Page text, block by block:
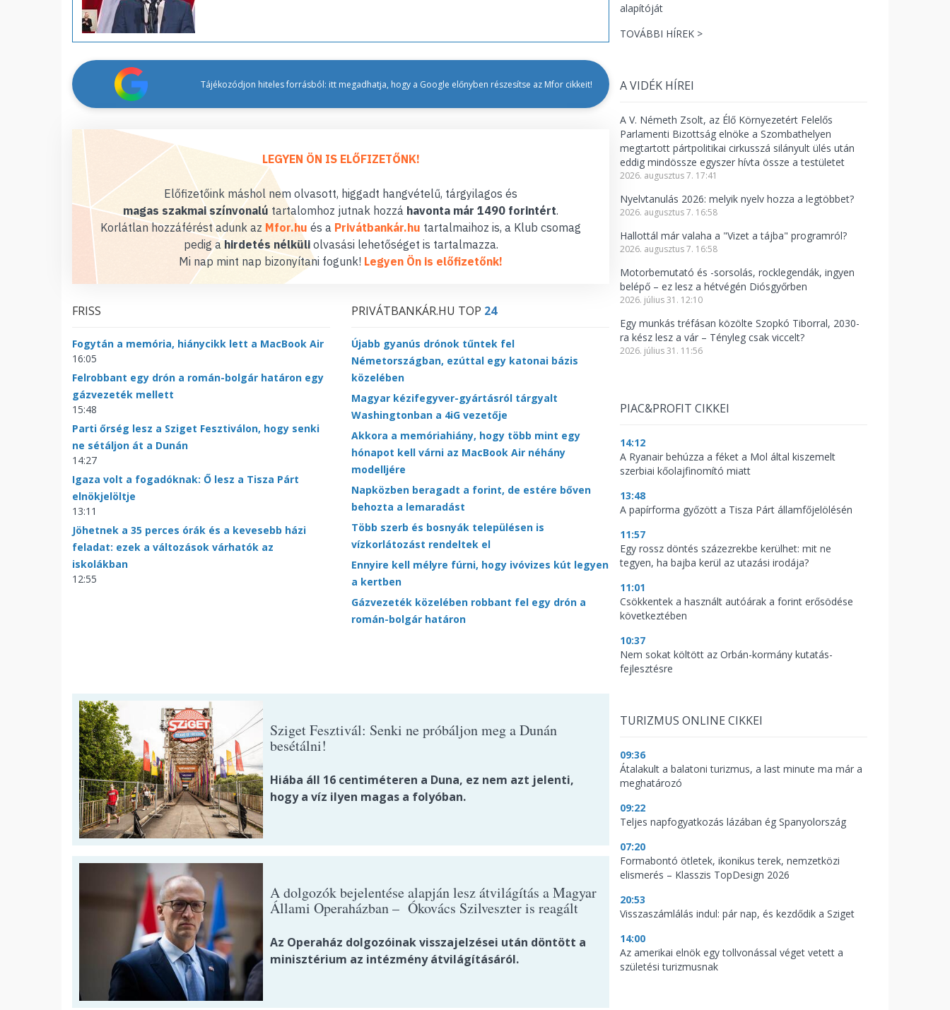
Tájékozódjon hiteles forrásból: itt megadhatja, hogy a Google előnyben részesítse az Mfor cikkeit!
LEGYEN ÖN IS ELŐFIZETŐNK!
Előfizetőink máshol nem olvasott, higgadt hangvételű, tárgyilagos és
magas szakmai színvonalú tartalomhoz jutnak hozzá havonta már 1490 forintért.
Korlátlan hozzáférést adunk az Mfor.hu és a Privátbankár.hu tartalmaihoz is, a Klub csomag
pedig ahirdetés nélküliolvasási lehetőséget is tartalmazza.
Mi nap mint nap bizonyítani fogunk! Legyen Ön is előfizetőnk!
FRISS
Fogytán a memória, hiánycikk lett a MacBook Air
16:05
Felrobbant egy drón a román-bolgár határon egy
gázvezeték mellett
15:48
Parti őrség lesz a Sziget Fesztiválon, hogy senki
ne sétáljon át a Dunán
14:27
Igaza volt a fogadóknak: Ő lesz a Tisza Párt
elnökjelöltje
13:11
Jöhetnek a 35 perces órák és a kevesebb házi
feladat: ezek a változások várhatók az
iskolákban
12:55
PRIVÁTBANKÁR.HU TOP 24
Újabb gyanús drónok tűntek fel
Németországban, ezúttal egy katonai bázis
közelében
Magyar kézifegyver-gyártásról tárgyalt
Washingtonban a 4iG vezetője
Akkora a memóriahiány, hogy több mint egy
hónapot kell várni az MacBook Air néhány
modelljére
Napközben beragadt a forint, de estére bőven
behozta a lemaradást
Több szerb és bosnyák településen is
vízkorlátozást rendeltek el
Ennyire kell mélyre fúrni, hogy ivóvizes kút legyen
a kertben
Gázvezeték közelében robbant fel egy drón a
román-bolgár határon
Sziget Fesztivál: Senki ne próbáljon meg a Dunán
besétálni!
Hiába áll 16 centiméteren a Duna, ez nem azt jelenti,
hogy a víz ilyen magas a folyóban.
A dolgozók bejelentése alapján lesz átvilágítás a Magyar
Állami Operaházban – Ókovács Szilveszter is reagált
Az Operaház dolgozóinak visszajelzései után döntött a
minisztérium az intézmény átvilágításáról.
TOVÁBBI HÍREK >
A VIDÉK HÍREI
A V. Németh Zsolt, az Élő Környezetért Felelős
Parlamenti Bizottság elnöke a Szombathelyen
megtartott pártpolitikai cirkusszá silányult ülés után
eddig mindössze egyszer hívta össze a testületet
2026. augusztus 7. 17:41
Nyelvtanulás 2026: melyik nyelv hozza a legtöbbet?
2026. augusztus 7. 16:58
Hallottál már valaha a "Vizet a tájba" programról?
2026. augusztus 7. 16:58
Motorbemutató és -sorsolás, rocklegendák, ingyen
belépő – ez lesz a hétvégén Diósgyőrben
2026. július 31. 12:10
Egy munkás tréfásan közölte Szopkó Tiborral, 2030-
ra kész lesz a vár – Tényleg csak viccelt?
2026. július 31. 11:56
PIAC&PROFIT CIKKEI
14:12
A Ryanair behúzza a féket a Mol által kiszemelt
szerbiai kőolajfinomító miatt
13:48
A papírforma győzött a Tisza Párt államfőjelölésén
11:57
Egy rossz döntés százezrekbe kerülhet: mit ne
tegyen, ha bajba kerül az utazási irodája?
11:01
Csökkentek a használt autóárak a forint erősödése
következtében
10:37
Nem sokat költött az Orbán-kormány kutatás-
fejlesztésre
TURIZMUS ONLINE CIKKEI
09:36
Átalakult a balatoni turizmus, a last minute ma már a
meghatározó
09:22
Teljes napfogyatkozás lázában ég Spanyolország
07:20
Formabontó ötletek, ikonikus terek, nemzetközi
elismerés – Klasszis TopDesign 2026
20:53
Visszaszámlálás indul: pár nap, és kezdődik a Sziget
14:00
Az amerikai elnök egy tollvonással véget vetett a
születési turizmusnak